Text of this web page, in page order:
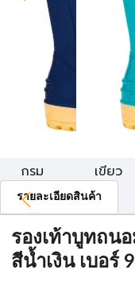
กรม เขียว
รายละเอียดสินค้า
รองเท้าบูทถน
สีน้ำเงิน เบอร์